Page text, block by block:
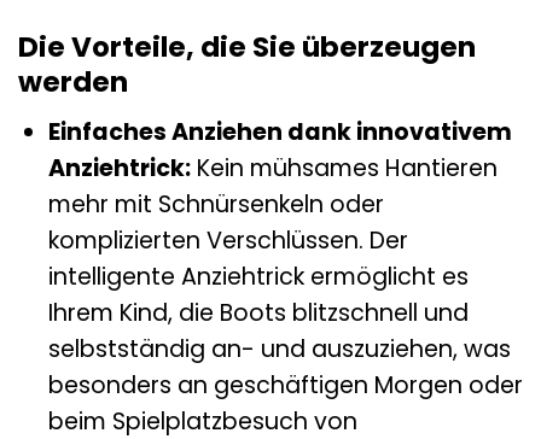
Die Vorteile, die Sie überzeugen
werden
Einfaches Anziehen dank innovativem
Anziehtrick:Kein mühsames Hantieren
mehr mit Schnürsenkeln oder
komplizierten Verschlüssen. Der
intelligente Anziehtrick ermöglicht es
Ihrem Kind, die Boots blitzschnell und
selbstständig an- und auszuziehen, was
besonders an geschäftigen Morgen oder
beim Spielplatzbesuch von